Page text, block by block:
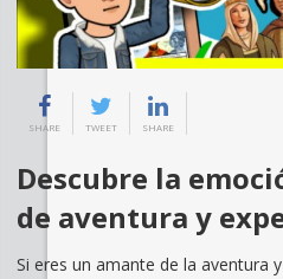
SHARE TWEET SHARE
Descubre la
de aventura y
Si eres un amante de la aventura